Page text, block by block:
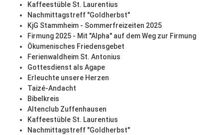
Kaffeestüble St. Laurentius
Nachmittagstreff "Goldherbst"
KjG Stammheim - Sommerfreizeiten 2025
Firmung 2025 - Mit "Alpha" auf dem Weg zur Firmung
Ökumenisches Friedensgebet
Ferienwaldheim St. Antonius
Gottesdienst als Agape
Erleuchte unsere Herzen
Taizé-Andacht
Bibelkreis
Altenclub Zuffenhausen
Kaffeestüble St. Laurentius
Nachmittagstreff "Goldherbst"